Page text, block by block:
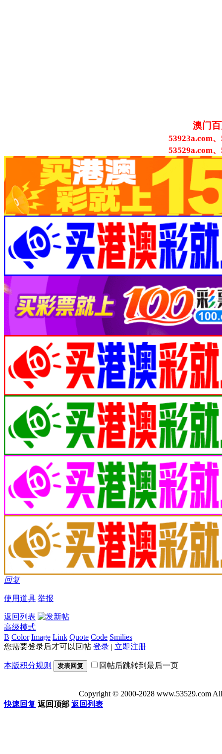
澳门
53923a.com
53529a.com
回复
使用道具 举报
返回列表
高级模式
B Color Image Link Quote Code Smilies
您需要登录后才可以回帖 登录 | 立即注册
本版积分规则 发表回复 回帖后跳转到最后一页
Copyright © 2000-2028 www.53529.com
快速回复 返回顶部 返回列表